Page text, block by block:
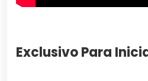
Exclusivo Para